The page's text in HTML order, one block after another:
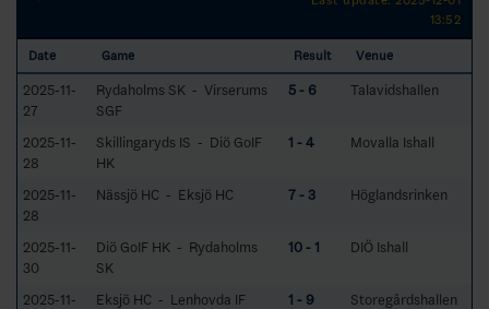
13:52
Date Game Result Venue
2025-11-
27
Rydaholms SK - Virserums
SGF
5 - 6 Talavidshallen
2025-11-
28
Skillingaryds IS - Diö GoIF
HK
1 - 4 Movalla Ishall
2025-11-
28
Nässjö HC - Eksjö HC 7 - 3 Höglandsrinken
2025-11-
30
Diö GoIF HK - Rydaholms
SK
10 - 1 DIÖ Ishall
2025-11-
Eksjö HC - Lenhovda IF 1 - 9 Storegårdshallen